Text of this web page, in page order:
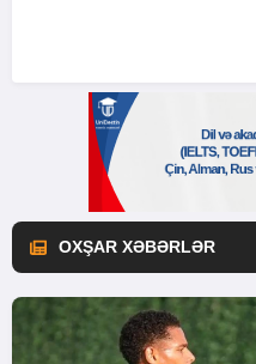
OXŞAR XƏBƏRLƏR